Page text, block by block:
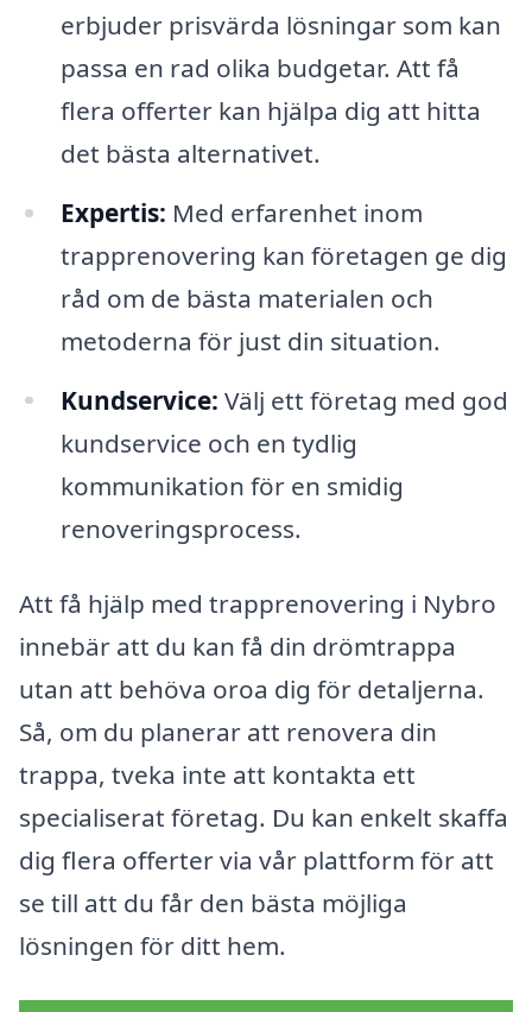
erbjuder prisvärda lösningar som kan
passa en rad olika budgetar. Att få
flera offerter kan hjälpa dig att hitta
det bästa alternativet.
Expertis: Med erfarenhet inom
trapprenovering kan företagen ge dig
råd om de bästa materialen och
metoderna för just din situation.
Kundservice: Välj ett företag med god
kundservice och en tydlig
kommunikation för en smidig
renoveringsprocess.
Att få hjälp med trapprenovering i Nybro
innebär att du kan få din drömtrappa
utan att behöva oroa dig för detaljerna.
Så, om du planerar att renovera din
trappa, tveka inte att kontakta ett
specialiserat företag. Du kan enkelt skaffa
dig flera offerter via vår plattform för att
se till att du får den bästa möjliga
lösningen för ditt hem.